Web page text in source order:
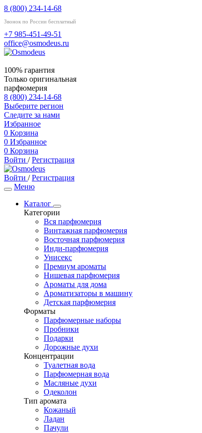
8 (800) 234-14-68
Звонок по России бесплатный
+7 985-451-49-51
office@osmodeus.ru
100% гарантия
Только оригинальная
парфюмерия
8 (800) 234-14-68
Выберите регион
Следите за нами
Избранное
0 Корзина
0 Избранное
0 Корзина
Войти / Регистрация
Войти / Регистрация
Меню
Каталог
Категории
Вся парфюмерия
Винтажная парфюмерия
Восточная парфюмерия
Инди-парфюмерия
Унисекс
Премиум ароматы
Нишевая парфюмерия
Ароматы для дома
Ароматизаторы в машину
Детская парфюмерия
Форматы
Парфюмерные наборы
Пробники
Подарки
Дорожные духи
Концентрации
Туалетная вода
Парфюмерная вода
Масляные духи
Одеколон
Тип аромата
Кожаный
Ладан
Пачули